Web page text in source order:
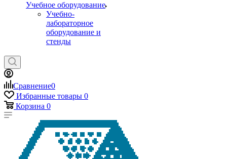
Учебное оборудование
Учебно-
лабораторное
оборудование и
стенды
Сравнение0
Избранные товары 0
Корзина 0